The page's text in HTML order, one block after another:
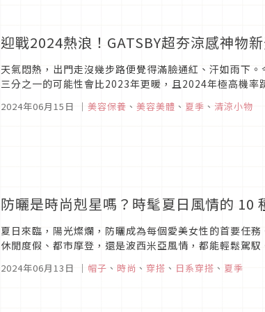
迎戰2024熱浪！GATSBY超夯涼感神物
天氣悶熱，出門走沒幾步路便覺得滿臉通紅、汗如雨下
三分之一的可能性會比2023年更暖，且2024年極高機
戶外舉行，舉凡音樂祭、啤酒節、棒球賽等，要用什麼
2024年06月15日 ｜ 美容保養 、 美容美體 、 夏季 、 清涼小物
防曬是時尚剋星嗎？時髦夏日風情的 10
夏日來臨，陽光燦爛，防曬成為每個愛美女性的首要任
休閒度假、都市摩登，還是波西米亞風情，都能輕鬆駕
2024年06月13日 ｜ 帽子 、 時尚 、 穿搭 、 日系穿搭 、 夏季